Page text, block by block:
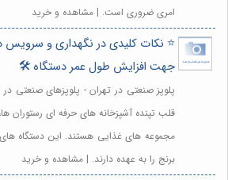
امری ضروری است. | مشاهده و خرید
⭐️ نکات کلیدی در نگهداری و سرویس
جهت افزایش طول عمر دستگاه 🛠️
پلوپز صنعتی در تهران - پلوپزهای صنعتی
قلب تپنده آشپزخانه های حرفه ای رستوران
مجموعه های غذایی هستند. این دستگاه های
برنج را به عهده دارند. | مشاهده و خرید